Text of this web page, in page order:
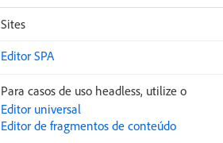
Sites
Editor SPA
Para casos de uso headless, utilize o
Editor universal
Editor de fragmentos de conteúdo